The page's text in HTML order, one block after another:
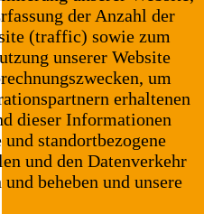
der Anzahl der
(traffic) sowie zum
unserer Website
um
erhaltenen
dieser Informationen
standortbezogene
und den Datenverkehr
beheben und unsere